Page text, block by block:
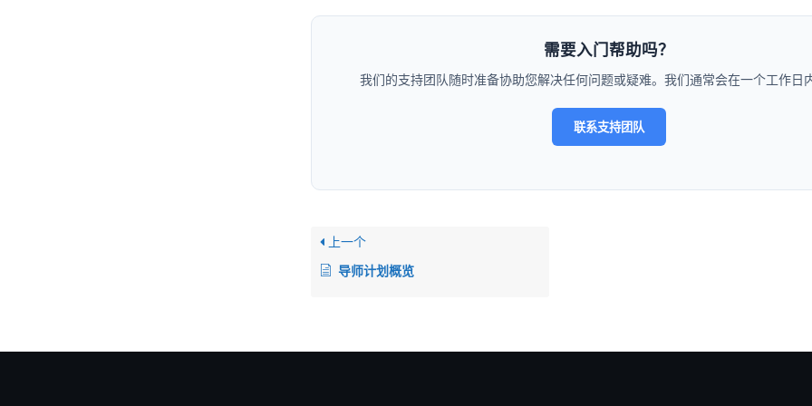
需要入门帮助吗？
我们的支持团队随时准备协助您解决任何问题或疑难。我们通常会在一个工作日
联系支持团队
上一个
导师计划概览